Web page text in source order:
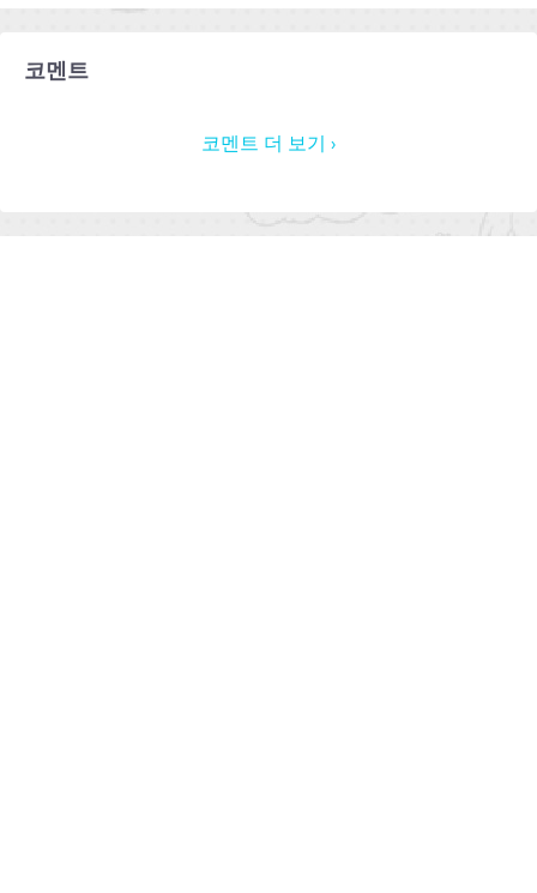
코멘트
코멘트 더 보기 ›